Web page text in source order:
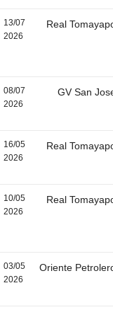
13/07
2026
Real
08/07
2026
GV San
16/05
2026
Real
10/05
2026
Real
03/05
2026
Oriente